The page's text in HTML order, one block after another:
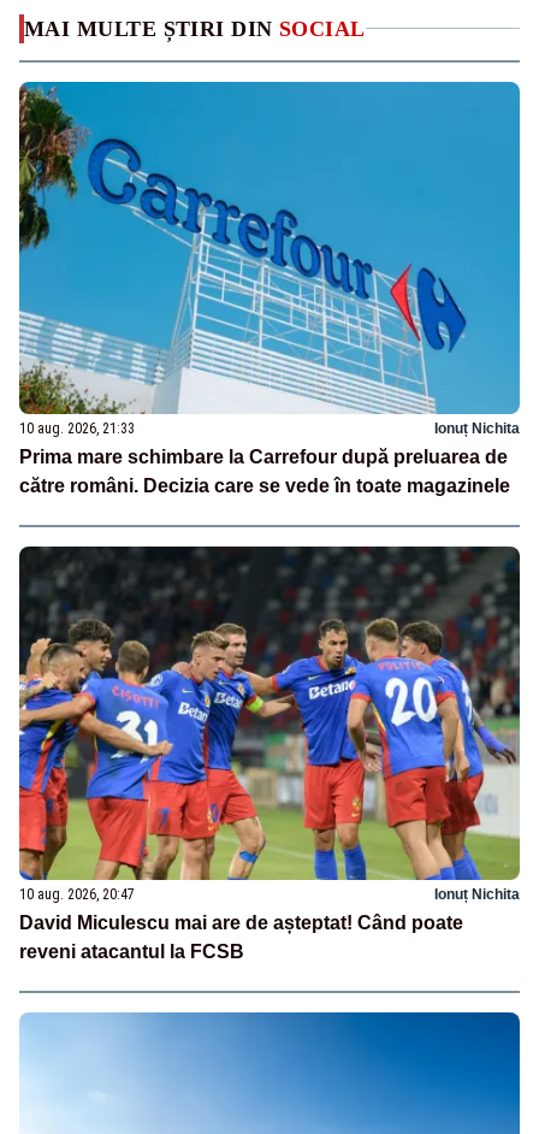
MAI MULTE ȘTIRI DIN SOCIAL
10 aug. 2026, 21:33 Ionuț Nichita
Prima mare schimbare la Carrefour după preluarea de
către români. Decizia care se vede în toate magazinele
10 aug. 2026, 20:47 Ionuț Nichita
David Miculescu mai are de așteptat! Când poate
reveni atacantul la FCSB